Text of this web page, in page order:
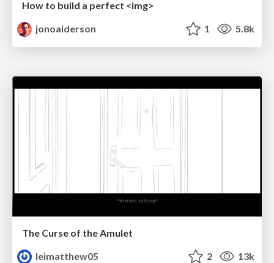
How to build a perfect <img>
jonoalderson
1 5.8k
The Curse of the Amulet
leimatthew05
2 13k